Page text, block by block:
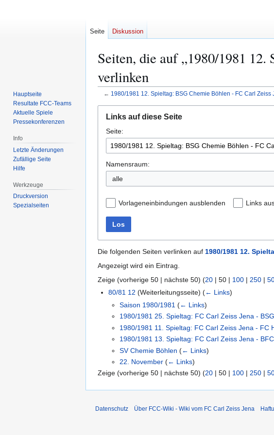
Seiten, die auf „1980/1981
verlinken
← 1980/1981 12. Spieltag: BSG Chemie Böhlen - FC Carl Zeiss
Navigation
springen
Suche
springen
Links auf diese Seite
Seite:
Namensraum:
Vorlageneinbindungen ausblenden Links
Los
Die folgenden Seiten verlinken auf 1980/1981 12.
Angezeigt wird ein Eintrag.
Zeige (vorherige 50 | nächste 50) (20 | 50 | 100 | 250 |
80/81 12 (Weiterleitungsseite)(← Links)
Saison 1980/1981 (← Links)
1980/1981 25. Spieltag: FC Carl Zeiss Jena -
1980/1981 11. Spieltag: FC Carl Zeiss Jena - FC
1980/1981 13. Spieltag: FC Carl Zeiss Jena -
SV Chemie Böhlen (← Links)
22. November (← Links)
Zeige (vorherige 50 | nächste 50) (20 | 50 | 100 | 250 |
Seite Diskussion
Hauptseite
Resultate FCC-Teams
Aktuelle Spiele
Pressekonferenzen
Info
Letzte Änderungen
Zufällige Seite
Hilfe
Werkzeuge
Druckversion
Spezialseiten
Datenschutz Über FCC-Wiki - Wiki vom FC Carl Zeiss Jena